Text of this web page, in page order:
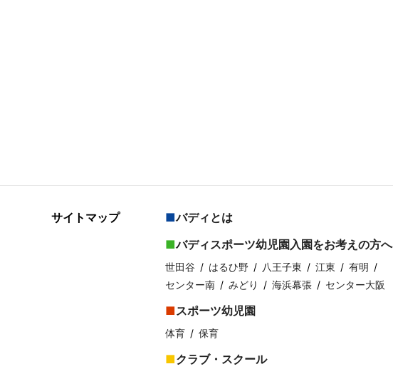
サイトマップ
バディとは
バディスポーツ幼児園入園をお考えの方へ
世田谷 はるひ野 八王子東 江東
有明
センター南
みどり 海浜幕張 センター大阪
スポーツ幼児園
体育 保育
クラブ・スクール